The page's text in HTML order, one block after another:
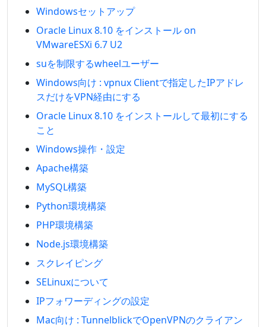
Windowsセットアップ
Oracle Linux 8.10 をインストール on
VMwareESXi 6.7 U2
suを制限するwheelユーザー
Windows向け : vpnux Clientで指定したIPアドレ
スだけをVPN経由にする
Oracle Linux 8.10 をインストールして最初にする
こと
Windows操作・設定
Apache構築
MySQL構築
Python環境構築
PHP環境構築
Node.js環境構築
スクレイピング
SELinuxについて
IPフォワーディングの設定
Mac向け : TunnelblickでOpenVPNのクライアン